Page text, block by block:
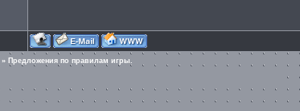
» Предложения по правилам игры.